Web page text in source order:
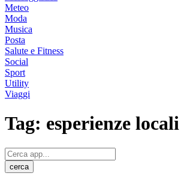
Meteo
Moda
Musica
Posta
Salute e Fitness
Social
Sport
Utility
Viaggi
Tag: esperienze locali